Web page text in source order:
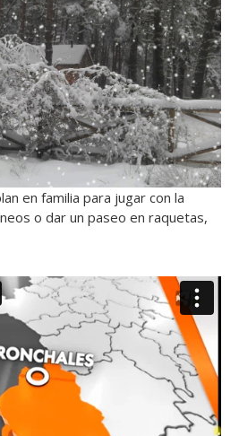
en familia para jugar con la
o dar un paseo en raquetas,